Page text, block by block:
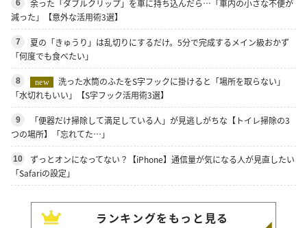
6
余った「ダブルクリップ」を車に持ち込んだら…「車内の小さな不便が
減った」【意外な活用術3選】
7
夏の「きゅうり」は乱切りにするだけ。5分で完成するメイン級おかず
「何度でも食べたい」
8 new
洗った水筒のふたをS字フックに掛けると「場所を取らない」
「水切れもいい」【S字フック活用術3選】
9
「便器だけ掃除して満足している人」が見逃しがちな【トイレ掃除の3
つの場所】「忘れてた…」
10
ずっとオンになってない？【iPhone】通信量が気になる人が見直したい
「Safariの設定」
ランキングをもっと見る